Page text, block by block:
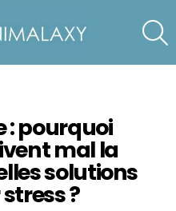
: pourquoi
mal la
solutions
?